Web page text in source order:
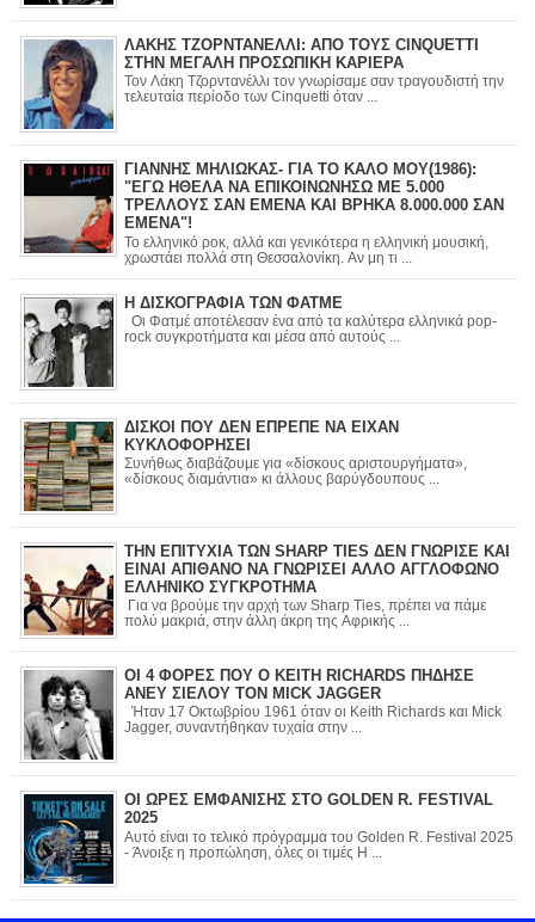
ΛΑΚΗΣ ΤΖΟΡΝΤΑΝΕΛΛΙ: ΑΠΟ ΤΟΥΣ CINQUETTI
ΣΤΗΝ ΜΕΓΑΛΗ ΠΡΟΣΩΠΙΚΗ ΚΑΡΙΕΡΑ
Τον Λάκη Τζορντανέλλι τον γνωρίσαμε σαν τραγουδιστή την
τελευταία περίοδο των Cinquetti όταν ...
ΓΙΑΝΝΗΣ ΜΗΛΙΩΚΑΣ- ΓΙΑ ΤΟ ΚΑΛΟ ΜΟΥ(1986):
"ΕΓΩ ΗΘΕΛΑ ΝΑ ΕΠΙΚΟΙΝΩΝΗΣΩ ΜΕ 5.000
ΤΡΕΛΛΟΥΣ ΣΑΝ ΕΜΕΝΑ ΚΑΙ ΒΡΗΚΑ 8.000.000 ΣΑΝ
ΕΜΕΝΑ"!
Το ελληνικό ροκ, αλλά και γενικότερα η ελληνική μουσική,
χρωστάει πολλά στη Θεσσαλονίκη. Αν μη τι ...
Η ΔΙΣΚΟΓΡΑΦΙΑ ΤΩΝ ΦΑΤΜΕ
Οι Φατμέ αποτέλεσαν ένα από τα καλύτερα ελληνικά pop-
rock συγκροτήματα και μέσα από αυτούς ...
ΔΙΣΚΟΙ ΠΟΥ ΔΕΝ ΕΠΡΕΠΕ ΝΑ ΕΙΧΑΝ
ΚΥΚΛΟΦΟΡΗΣΕΙ
Συνήθως διαβάζουμε για «δίσκους αριστουργήματα»,
«δίσκους διαμάντια» κι άλλους βαρύγδουπους ...
ΤΗΝ ΕΠΙΤΥΧΙΑ ΤΩΝ SHARP TIES ΔΕΝ ΓΝΩΡΙΣΕ ΚΑΙ
ΕΙΝΑΙ ΑΠΙΘΑΝΟ ΝΑ ΓΝΩΡΙΣΕΙ ΑΛΛΟ ΑΓΓΛΟΦΩΝΟ
ΕΛΛΗΝΙΚΟ ΣΥΓΚΡΟΤΗΜΑ
Για να βρούμε την αρχή των Sharp Ties, πρέπει να πάμε
πολύ μακριά, στην άλλη άκρη της Αφρικής ...
ΟΙ 4 ΦΟΡΕΣ ΠΟΥ Ο KEITH RICHARDS ΠΗΔΗΣΕ
ΑΝΕΥ ΣΙΕΛΟΥ ΤΟΝ MICK JAGGER
Ήταν 17 Οκτωβρίου 1961 όταν οι Keith Richards και Mick
Jagger, συναντήθηκαν τυχαία στην ...
ΟΙ ΩΡΕΣ ΕΜΦΑΝΙΣΗΣ ΣΤΟ GOLDEN R. FESTIVAL
2025
Αυτό είναι το τελικό πρόγραμμα του Golden R. Festival 2025
- Άνοιξε η προπώληση, όλες οι τιμές Η ...